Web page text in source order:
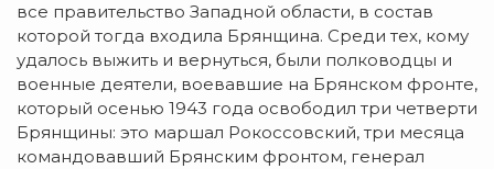
все правительство Западной области, в состав
которой тогда входила Брянщина. Среди тех, кому
удалось выжить и вернуться, были полководцы и
военные деятели, воевавшие на Брянском фронте,
который осенью 1943 года освободил три четверти
Брянщины: это маршал Рокоссовский, три месяца
командовавший Брянским фронтом, генерал